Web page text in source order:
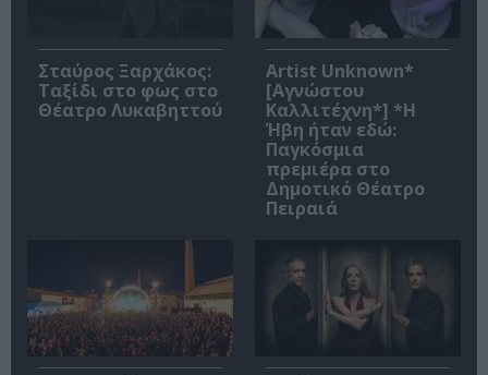
Σταύρος Ξαρχάκος:
Ταξίδι στο φως στο
Θέατρο Λυκαβηττού
Artist Unknown*
[Αγνώστου
Καλλιτέχνη*] *Η
Ήβη ήταν εδώ:
Παγκόσμια
πρεμιέρα στο
Δημοτικό Θέατρο
Πειραιά